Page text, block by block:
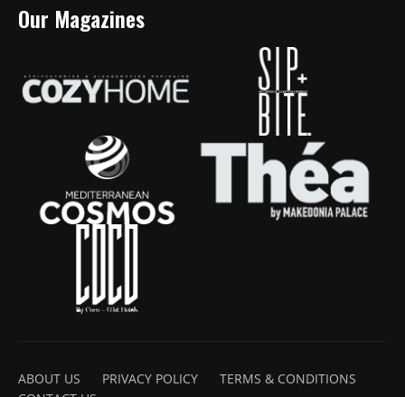
Our Magazines
ABOUT US PRIVACY POLICY
TERMS & CONDITIONS